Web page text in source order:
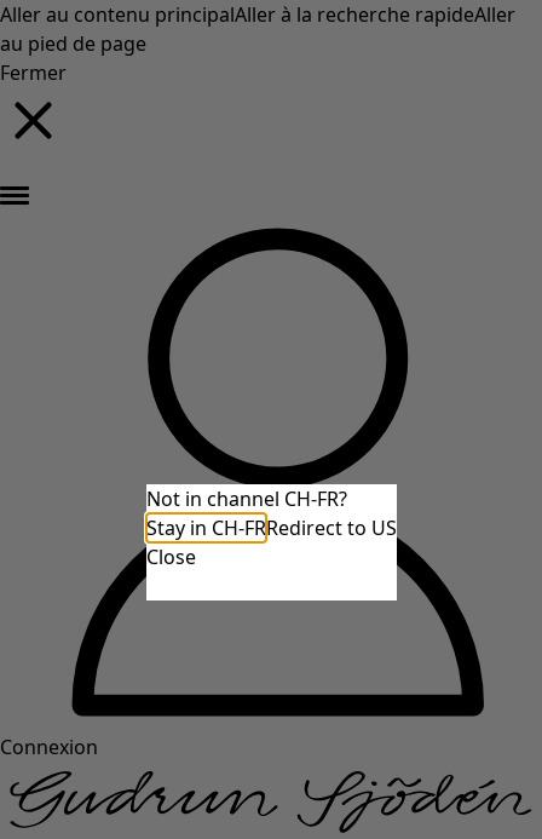
Aller au contenu principalAller à la recherche rapideAller
au pied de page
Fermer
Connexion
Not in channel CH-FR?
Stay in CH-FRRedirect to US
Close